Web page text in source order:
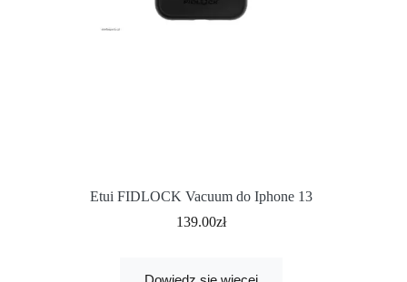
Etui FIDLOCK Vacuum do Iphone 13
139.00zł